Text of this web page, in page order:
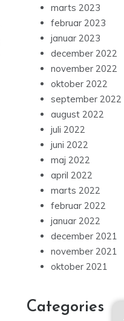
marts 2023
februar 2023
januar 2023
december 2022
november 2022
oktober 2022
september 2022
august 2022
juli 2022
juni 2022
maj 2022
april 2022
marts 2022
februar 2022
januar 2022
december 2021
november 2021
oktober 2021
Categories